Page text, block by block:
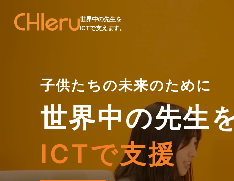
世界中の先生を
ICTで支えます。
子供たちの未来のために
世界中の先生
ICTで支援